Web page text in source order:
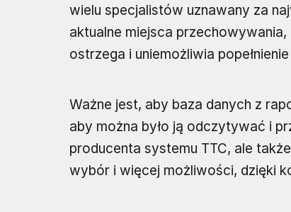
wielu specjalistów uznawany za
aktualne miejsca
ostrzega i uniemożliwia
Ważne jest, aby baza danych z
aby można było ją odczytywać i
producenta systemu TTC, ale
wybór i więcej możliwości, dzięki